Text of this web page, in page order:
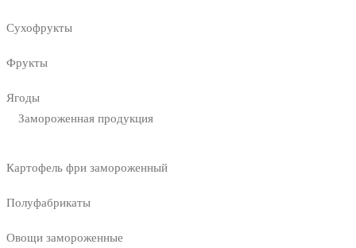
Сухофрукты
Фрукты
Ягоды
Замороженная продукция
Картофель фри замороженный
Полуфабрикаты
Овощи замороженные